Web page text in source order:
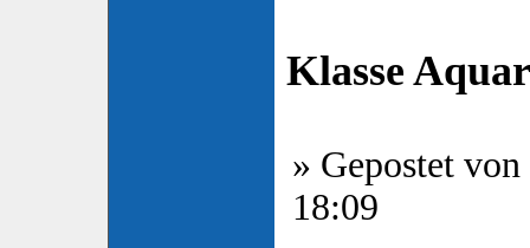
Klasse
» Gepostet von
18:09